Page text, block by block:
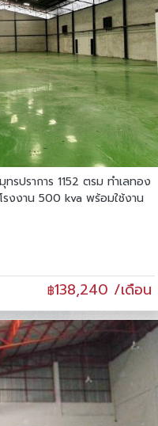
รปราการ 1152 ตรม ทำเลทอง
งงาน 500 kva พร้อมใช้งาน
฿138,240 /เดือน